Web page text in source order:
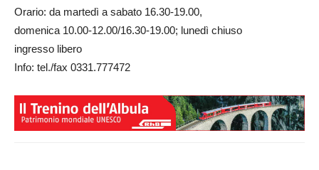
Orario: da martedì a sabato 16.30-19.00,
domenica 10.00-12.00/16.30-19.00; lunedì chiuso
ingresso libero
Info: tel./fax 0331.777472